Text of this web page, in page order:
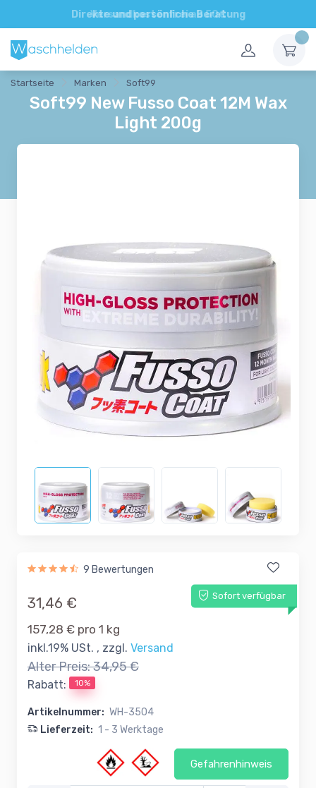
Direkte und persönliche Beratung
Startseite Marken Soft99
Soft99 New Fusso Coat 12M Wax
Light 200g
9 Bewertungen
Sofort verfügbar
31,46 €
157,28 € pro 1 kg
inkl.19% USt. , zzgl. Versand
Alter Preis:34,95 €
Rabatt: 10%
Artikelnummer: WH-3504
Lieferzeit: 1 - 3 Werktage
Gefahrenhinweis